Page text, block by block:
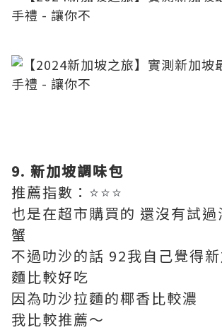
9. 新加坡調味包
推薦指數： ⭐⭐⭐
也是在超市購買的 還沒有試過
蟹
不過叻沙的話 92我自己覺得
麵比較好吃
因為叻沙拉麵的椰香比較濃
我比較推薦～